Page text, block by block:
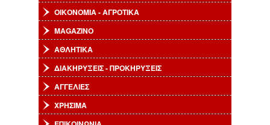
ΟΙΚΟΝΟΜΙΑ - ΑΓΡΟΤΙΚΑ
MAGAZINO
ΑΘΛΗΤΙΚΑ
ΔΙΑΚΗΡΥΞΕΙΣ - ΠΡΟΚΗΡΥΞΕΙΣ
ΑΓΓΕΛΙΕΣ
ΧΡΗΣΙΜΑ